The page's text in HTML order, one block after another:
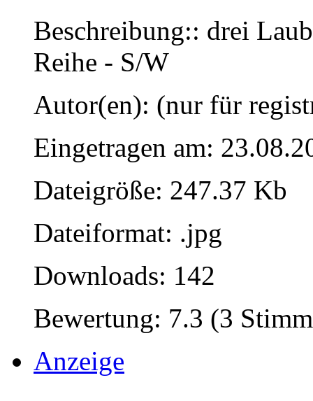
Beschreibung:: drei
Reihe - S/W
Autor(en): (nur für
Eingetragen am:
Dateigröße: 247.37 Kb
Dateiformat: .jpg
Downloads: 142
Bewertung: 7.3 (3
Anzeige